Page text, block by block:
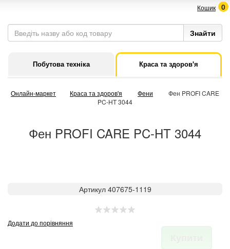
Кошик 0
Побутова техніка Краса та здоров'я
Онлайн-маркет Краса та здоров'я Фени
Фен PROFI CARE
PC-HT 3044
Фен PROFI CARE PC-HT 3044
Артикул 407675-1119
Додати до порівняння